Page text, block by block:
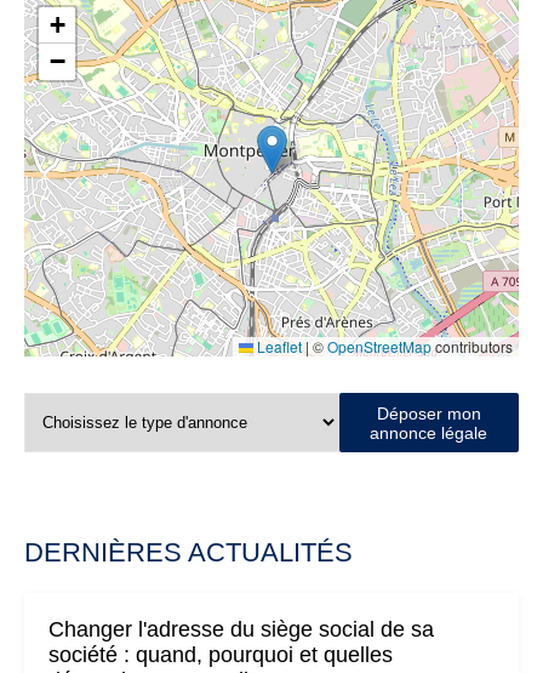
+
−
Leaflet | ©OpenStreetMapcontributors
Déposer mon
annonce légale
DERNIÈRES ACTUALITÉS
Changer l'adresse du siège social de sa
société : quand, pourquoi et quelles